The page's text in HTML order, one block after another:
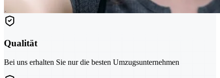
Qualität
Bei uns erhalten Sie nur die besten Umzugsunternehmen